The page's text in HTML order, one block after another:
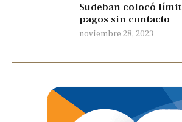
Sudeban colocó
pagos sin contacto
noviembre 28, 2023